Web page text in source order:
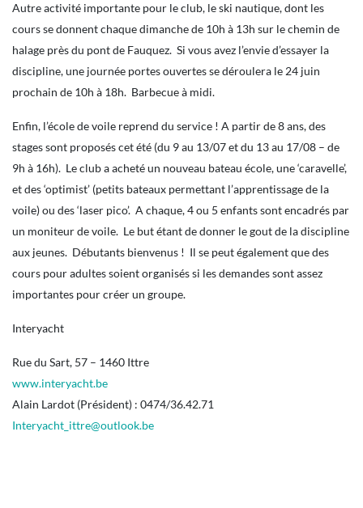
Autre activité importante pour le club, le ski nautique, dont les
cours se donnent chaque dimanche de 10h à 13h sur le chemin de
halage près du pont de Fauquez. Si vous avez l’envie d’essayer la
discipline, une journée portes ouvertes se déroulera le 24 juin
prochain de 10h à 18h. Barbecue à midi.
Enfin, l’école de voile reprend du service ! A partir de 8 ans, des
stages sont proposés cet été (du 9 au 13/07 et du 13 au 17/08 – de
9h à 16h). Le club a acheté un nouveau bateau école, une ‘caravelle’,
et des ‘optimist’ (petits bateaux permettant l’apprentissage de la
voile) ou des ‘laser pico’. A chaque, 4 ou 5 enfants sont encadrés par
un moniteur de voile. Le but étant de donner le gout de la discipline
aux jeunes. Débutants bienvenus ! Il se peut également que des
cours pour adultes soient organisés si les demandes sont assez
importantes pour créer un groupe.
Interyacht
Rue du Sart, 57 – 1460 Ittre
www.interyacht.be
Alain Lardot (Président) : 0474/36.42.71
Interyacht_ittre@outlook.be